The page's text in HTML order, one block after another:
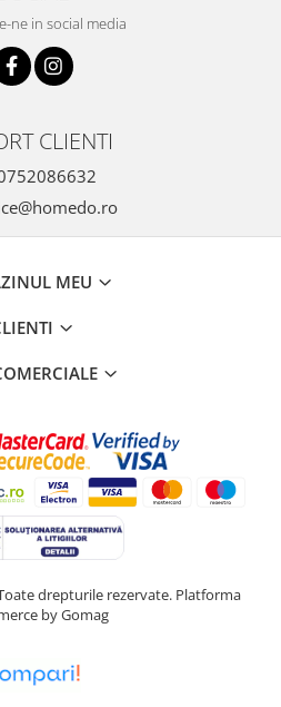
ne in social media
CLIENTI
MEU
drepturile rezervate. Platforma
by Gomag